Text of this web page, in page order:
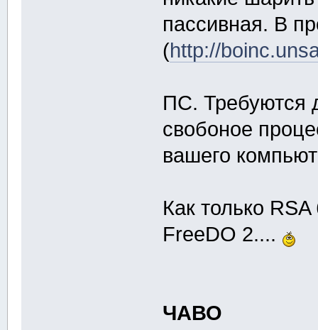
пассивная. В
(http://
ПС. Требуются
свобоное
вашего
Как только
FreeDO 2....
ЧАВО